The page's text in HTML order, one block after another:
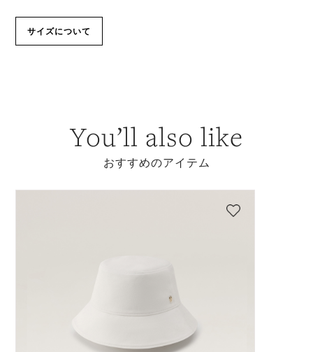
サイズについて
You’ll also like
おすすめのアイテム